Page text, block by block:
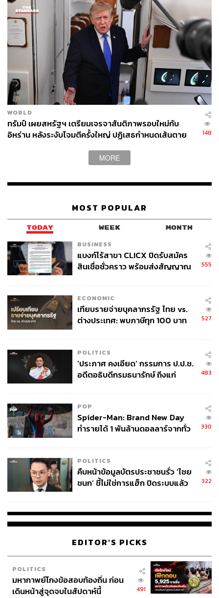
ล้านบาท
WORLD
ทรัมป์ เผยสหรัฐฯ เตรียมเจรจาสันติภาพรอบใหม่กับ
อิหร่าน หลังระงับโจมตีครั้งใหญ่ ปฏิเสธกำหนดเส้นตาย
148
MORE
MOST POPULAR
TODAY WEEK MONTH
BUSINESS
แบงก์ไร้สาขา CLICX ปิดรับสมัคร
สินเชื่อชั่วคราว พร้อมส่งสัญญาณ
555
ECONOMIC
เทียบรายจ่ายบุคลากรรัฐ ไทย vs.
ต่างประเทศ: พบภาษีทุก 100 บาท
527
POLITICS
‘ประภาศ คงเอียด’ กรรมการ ป.ป.ช.
อดีตอธิบดีกรมธนารักษ์ ถึงแก่
483
POP
Spider-Man: Brand New Day
ทำรายได้ 1 พันล้านดอลลาร์จากทั่ว
330
POLITICS
คืบหน้าข้อมูลบัตรประชาชนรั่ว ‘ไชย
ชนก’ ชี้ไม่ใช่การแฮ็ก ปิดระบบแล้ว
322
EDITOR'S PICKS
POLITICS
มหากาพย์โกงข้อสอบท้องถิ่น ก่อน
เดินหน้าสู่จุดจบในสัปดาห์นี้
491